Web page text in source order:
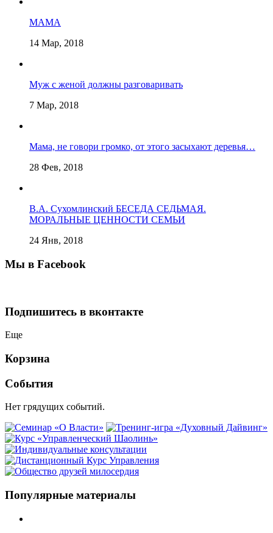
МАМА
14 Мар, 2018
Муж с женой должны разговаривать
7 Мар, 2018
Мама, не говори громко, от этого засыхают деревья…
28 Фев, 2018
В.А. Сухомлинский БЕСЕДА СЕДЬМАЯ.
МОРАЛЬНЫЕ ЦЕННОСТИ СЕМЬИ
24 Янв, 2018
Мы в Facebook
Подпишитесь в вконтакте
Еще
Корзина
События
Нет грядущих событий.
Популярные материалы